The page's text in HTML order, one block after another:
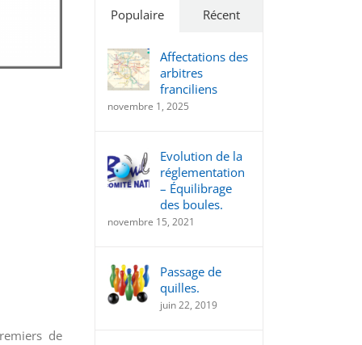
de
Populaire Récent
Affectations des
arbitres
franciliens
novembre 1, 2025
Evolution de la
réglementation
– Équilibrage
des boules.
novembre 15, 2021
Passage de
quilles.
juin 22, 2019